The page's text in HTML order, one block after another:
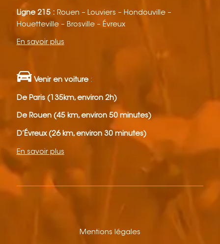
Ligne 215 : Rouen – Louviers – Hondouville –
Houetteville – Brosville – Évreux
En savoir plus
Venir en voiture:
De Paris (135km, environ 2h)
De Rouen (45 km, environ 50 minutes)
D’Évreux (26 km, environ 30 minutes)
En savoir plus
Mentions légales